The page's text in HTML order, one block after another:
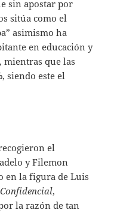
sin apostar por
sitúa como el
asimismo ha
en educación y
mientras que las
siendo este el
el
y Filemon
en la figura de Luis
,
la razón de tan